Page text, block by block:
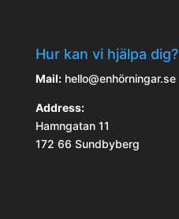
Hur kan vi hjälpa dig?
Mail:hello@enhörningar.se
Address:
Hamngatan 11
172 66 Sundbyberg